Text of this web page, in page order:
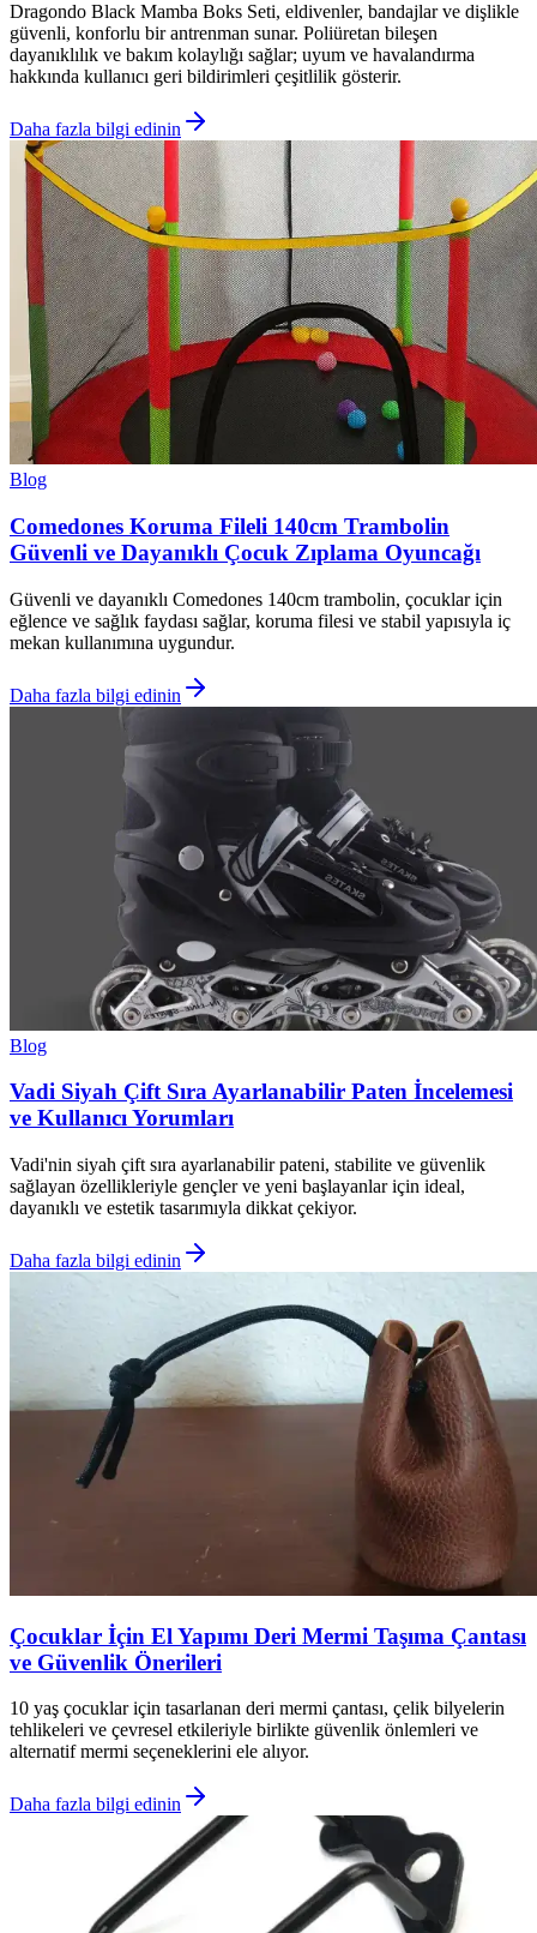
Dragondo Black Mamba Boks Seti, eldivenler, bandajlar ve dişlikle
güvenli, konforlu bir antrenman sunar. Poliüretan bileşen
dayanıklılık ve bakım kolaylığı sağlar; uyum ve havalandırma
hakkında kullanıcı geri bildirimleri çeşitlilik gösterir.
Daha fazla bilgi edinin
Blog
Comedones Koruma Fileli 140cm Trambolin
Güvenli ve Dayanıklı Çocuk Zıplama Oyuncağı
Güvenli ve dayanıklı Comedones 140cm trambolin, çocuklar için
eğlence ve sağlık faydası sağlar, koruma filesi ve stabil yapısıyla iç
mekan kullanımına uygundur.
Daha fazla bilgi edinin
Blog
Vadi Siyah Çift Sıra Ayarlanabilir Paten İncelemesi
ve Kullanıcı Yorumları
Vadi'nin siyah çift sıra ayarlanabilir pateni, stabilite ve güvenlik
sağlayan özellikleriyle gençler ve yeni başlayanlar için ideal,
dayanıklı ve estetik tasarımıyla dikkat çekiyor.
Daha fazla bilgi edinin
Çocuklar İçin El Yapımı Deri Mermi Taşıma Çantası
ve Güvenlik Önerileri
10 yaş çocuklar için tasarlanan deri mermi çantası, çelik bilyelerin
tehlikeleri ve çevresel etkileriyle birlikte güvenlik önlemleri ve
alternatif mermi seçeneklerini ele alıyor.
Daha fazla bilgi edinin